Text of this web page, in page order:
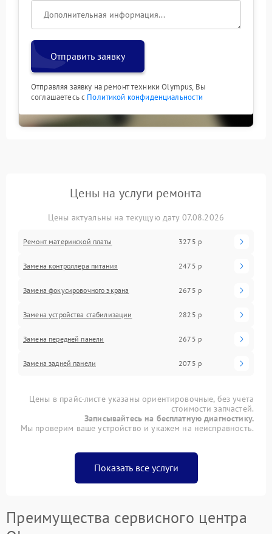
Отправить заявку
Отправляя заявку на ремонт техники Olympus, Вы
соглашаетесь с Политикой конфиденциальности
Цены на услуги ремонта
Цены актуальны на текущую дату 07.08.2026
Ремонт материнской платы 3275 р
Замена контроллера питания 2475 р
Замена фокусировочного экрана 2675 р
Замена устройства стабилизации 2825 р
Замена передней панели 2675 р
Замена задней панели 2075 р
Цены в прайс-листе указаны ориентировочные, без учета
стоимости запчастей.
Записывайтесь на бесплатную диагностику.
Мы проверим ваше устройство и укажем на неисправность.
Показать все услуги
Преимущества сервисного центра